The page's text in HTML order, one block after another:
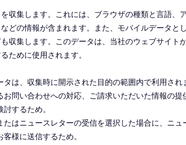
収集します。これには、ブラウザの種類と言語、
どの情報が含まれます。また、モバイルデータと
収集します。このデータは、当社のウェブサイト
ために使用されます。
は、収集時に開示された目的の範囲内で利用され
問い合わせへの対応、ご請求いただいた情報の提
するため。
はニュースレターの受信を選択した場合に、ニ
様に送信するため。